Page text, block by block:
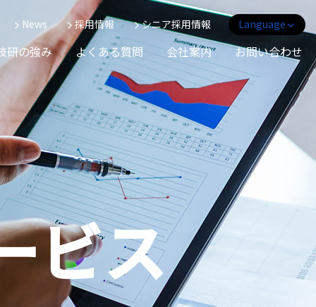
News 採用情報 シニア採用情報 Language
English
Tiếng Việt
RF-ID system
Conveyor
研の強み よくある質問 会社案内 お問い合わせ
ビス